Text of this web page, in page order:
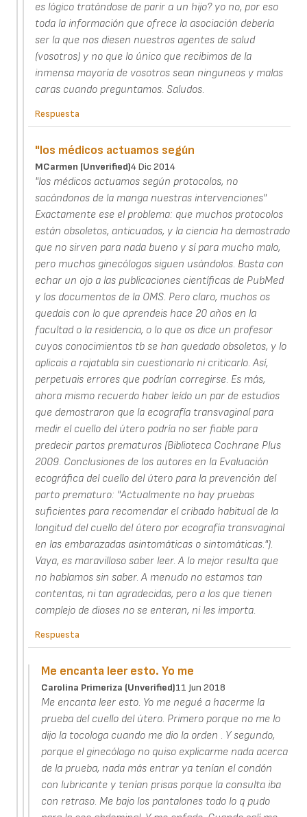
es lógico tratándose de parir a un hijo? yo no, por eso
toda la información que ofrece la asociación debería
ser la que nos diesen nuestros agentes de salud
(vosotros) y no que lo único que recibimos de la
inmensa mayoría de vosotros sean ninguneos y malas
caras cuando preguntamos. Saludos.
Respuesta
"los médicos actuamos según
MCarmen (unverified)4 Dic 2014
"los médicos actuamos según protocolos, no
sacándonos de la manga nuestras intervenciones"
Exactamente ese el problema: que muchos protocolos
están obsoletos, anticuados, y la ciencia ha demostrado
que no sirven para nada bueno y sí para mucho malo,
pero muchos ginecólogos siguen usándolos. Basta con
echar un ojo a las publicaciones científicas de PubMed
y los documentos de la OMS. Pero claro, muchos os
quedais con lo que aprendeis hace 20 años en la
facultad o la residencia, o lo que os dice un profesor
cuyos conocimientos tb se han quedado obsoletos, y lo
aplicais a rajatabla sin cuestionarlo ni criticarlo. Así,
perpetuais errores que podrían corregirse. Es más,
ahora mismo recuerdo haber leído un par de estudios
que demostraron que la ecografía transvaginal para
medir el cuello del útero podría no ser fiable para
predecir partos prematuros (Biblioteca Cochrane Plus
2009. Conclusiones de los autores en la Evaluación
ecográfica del cuello del útero para la prevención del
parto prematuro: "Actualmente no hay pruebas
suficientes para recomendar el cribado habitual de la
longitud del cuello del útero por ecografía transvaginal
en las embarazadas asintomáticas o sintomáticas.").
Vaya, es maravilloso saber leer. A lo mejor resulta que
no hablamos sin saber. A menudo no estamos tan
contentas, ni tan agradecidas, pero a los que tienen
complejo de dioses no se enteran, ni les importa.
Respuesta
Me encanta leer esto. Yo me
Carolina Primeriza (unverified)11 Jun 2018
Me encanta leer esto. Yo me negué a hacerme la
prueba del cuello del útero. Primero porque no me lo
dijo la tocologa cuando me dio la orden . Y segundo,
porque el ginecólogo no quiso explicarme nada acerca
de la prueba, nada más entrar ya tenían el condón
con lubricante y tenían prisas porque la consulta iba
con retraso. Me bajo los pantalones todo lo q pudo